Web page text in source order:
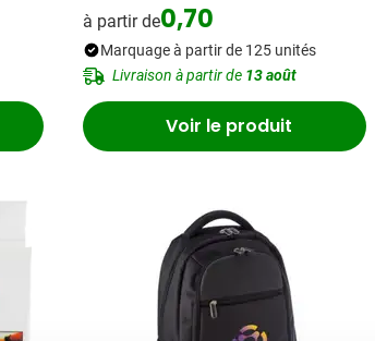
à partir de0,70
Marquage à partir de 125 unités
Livraison à partir de 13 août
Voir le produit